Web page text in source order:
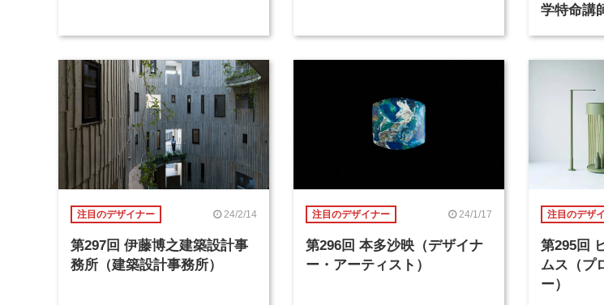
学特命講
注目のデザイナー 24/2/14
第297回 伊藤博之建築設計事
務所（建築設計事務所）
注目のデザイナー 24/1/17
第296回 本多沙映（デザイナ
ー・アーティスト）
注目のデザ
第295回
ムス（プ
ー）